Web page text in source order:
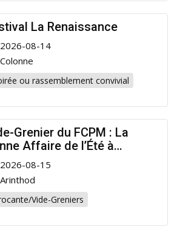
La Renaissance
2026-08-14
Colonne
ou rassemblement convivial
Grenier du FCPM : La
Affaire de l’Été à
!
2026-08-15
Arinthod
Vide-Greniers